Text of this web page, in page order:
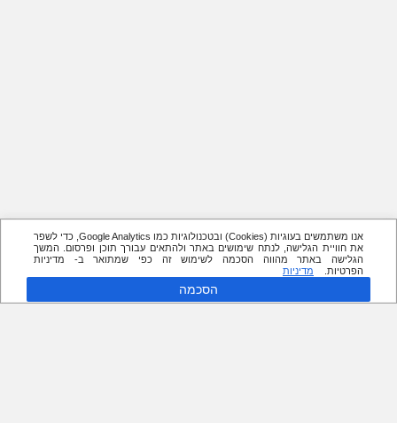
אנו משתמשים בעוגיות (Cookies) ובטכנולוגיות כמו Google Analytics, כדי לשפר
את חוויית הגלישה, לנתח שימושים באתר ולהתאים עבורך תוכן ופרסום. המשך
הגלישה באתר מהווה הסכמה לשימוש זה כפי שמתואר ב- מדיניות
הפרטיות.
מדיניות
הסכמה